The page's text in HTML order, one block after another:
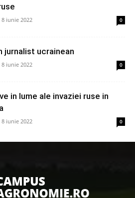
8 iunie 2022 0
jurnalist ucrainean
8 iunie 2022 0
in lume ale invaziei ruse in
8 iunie 2022 0